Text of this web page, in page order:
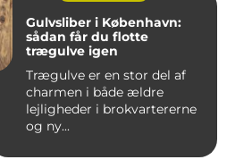
Gulvsliber i København:
sådan får du flotte
trægulve igen
Trægulve er en stor del af
charmen i både ældre
lejligheder i brokvartererne
og ny...